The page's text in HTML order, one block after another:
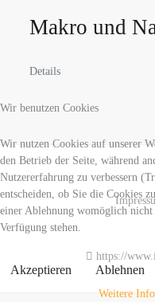
Makro und
Details
https://
Wir benutzen Cookies
Wir nutzen Cookies auf unserer
den Betrieb der Seite, während
Nutzererfahrung zu verbessern
entscheiden, ob Sie die Cookies
einer Ablehnung womöglich
Verfügung stehen.
Akzeptieren Ablehnen
Weitere